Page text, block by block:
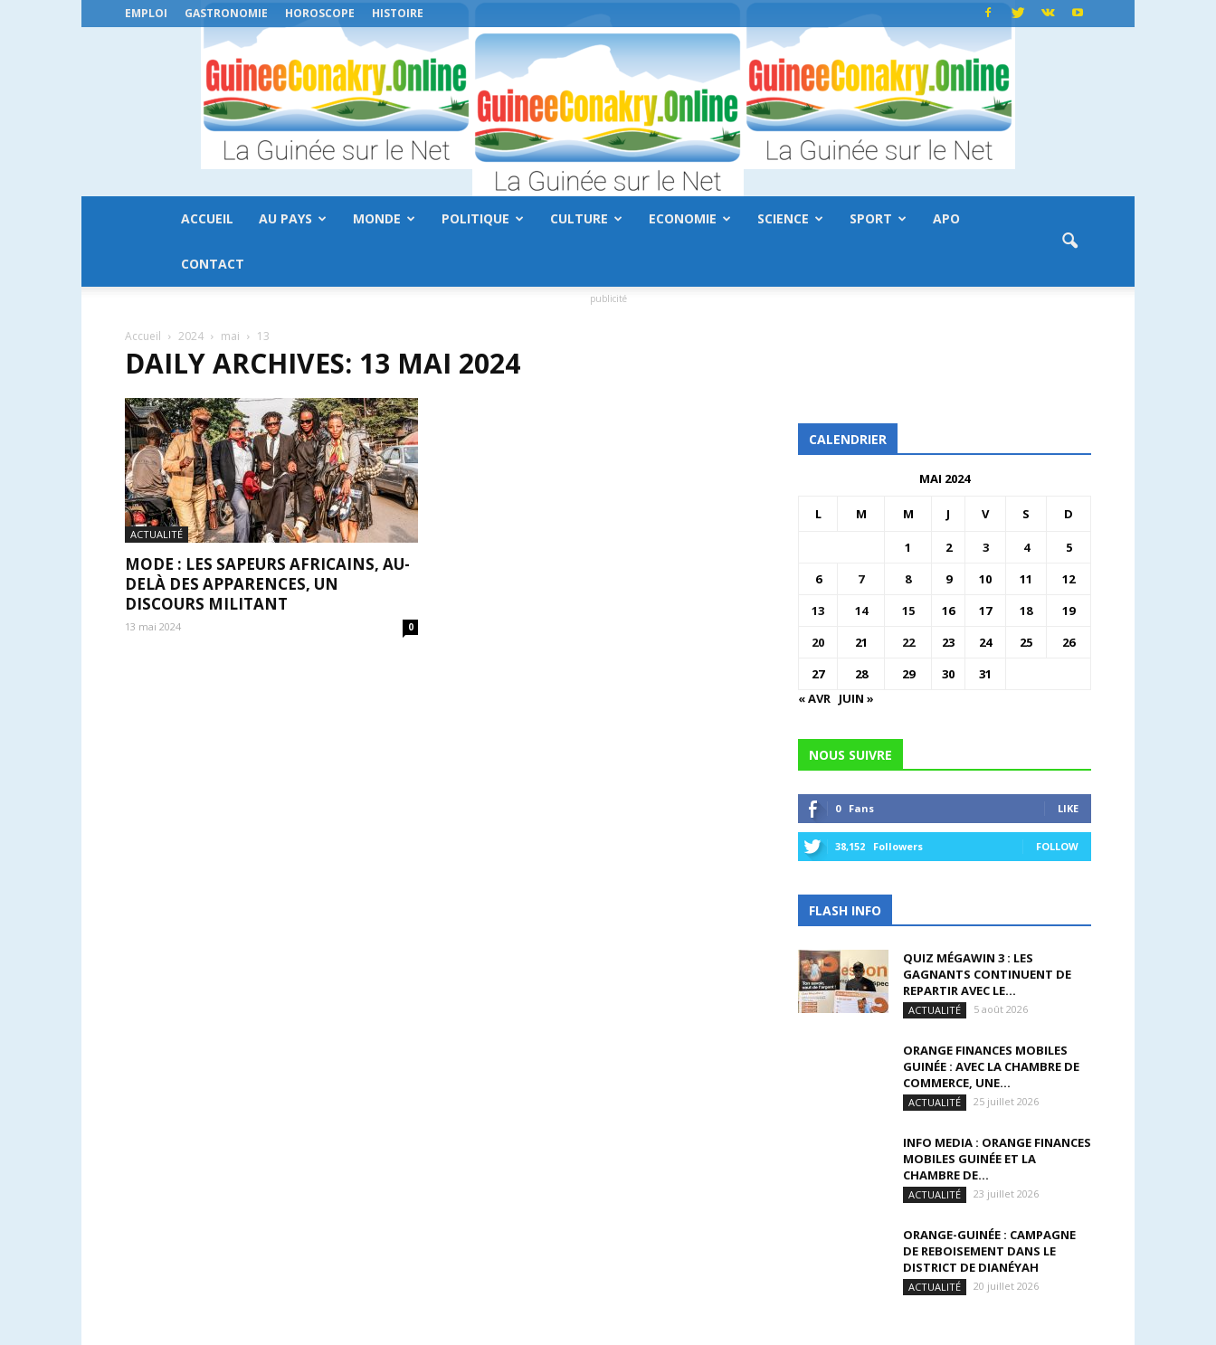
EMPLOI GASTRONOMIE HOROSCOPE HISTOIRE
ACCUEIL AU PAYS MONDE POLITIQUE CULTURE ECONOMIE SCIENCE SPORT APO
CONTACT
publicité
Accueil 2024 mai 13
DAILY ARCHIVES: 13 MAI 2024
ACTUALITÉ
MODE : LES SAPEURS AFRICAINS, AU-
DELÀ DES APPARENCES, UN
DISCOURS MILITANT
13 mai 2024 0
CALENDRIER
MAI 2024
L M M J V S D
1 2 3 4
5
6
7 8 9 10 11
12
13
14 15 16 17 18
19
20
21 22 23 24 25
26
27
28 29 30
31
« AVR JUIN »
NOUS SUIVRE
0 Fans LIKE
38,152 Followers FOLLOW
FLASH INFO
QUIZ MÉGAWIN 3 : LES
GAGNANTS CONTINUENT DE
REPARTIR AVEC LE...
ACTUALITÉ 5 août 2026
ORANGE FINANCES MOBILES
GUINÉE : AVEC LA CHAMBRE DE
COMMERCE, UNE...
ACTUALITÉ 25 juillet 2026
INFO MEDIA : ORANGE FINANCES
MOBILES GUINÉE ET LA
CHAMBRE DE...
ACTUALITÉ 23 juillet 2026
ORANGE-GUINÉE : CAMPAGNE
DE REBOISEMENT DANS LE
DISTRICT DE DIANÉYAH
ACTUALITÉ 20 juillet 2026